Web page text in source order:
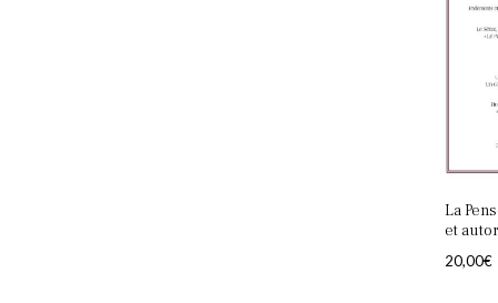
La
et
20,00€